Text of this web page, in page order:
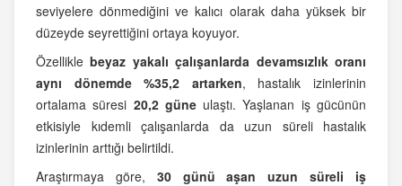
seviyelere dönmediğini ve kalıcı olarak daha yüksek bir
düzeyde seyrettiğini ortaya koyuyor.
Özelliklebeyaz yakalı çalışanlarda devamsızlık oranı
aynı dönemde %35,2 artarken, hastalık izinlerinin
ortalama süresi 20,2 güneulaştı. Yaşlanan iş gücünün
etkisiyle kıdemli çalışanlarda da uzun süreli hastalık
izinlerinin arttığı belirtildi.
Araştırmaya göre, 30 günü aşan uzun süreli iş